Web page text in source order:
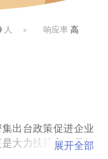
人 响应率 高
出台政策促进企业
大力扶持和发展数
展开全部